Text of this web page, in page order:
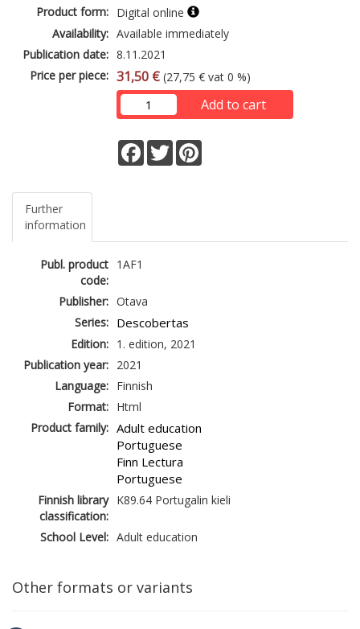
Product form: Digital online
Availability: Available immediately
Publication date: 8.11.2021
Price per piece: 31,50 € (27,75 € vat 0 %)
Add to cart
Facebook
Twitter
Further
information
Publ. product
code:
1AF1
Publisher: Otava
Series: Descobertas
Edition: 1. edition, 2021
Publication year: 2021
Language: Finnish
Format: Html
Product family: Adult education
Portuguese
Finn Lectura
Portuguese
Finnish library
classification:
K89.64 Portugalin kieli
School Level: Adult education
Other formats or variants